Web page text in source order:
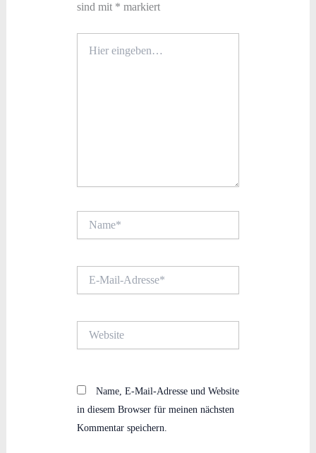
sind mit * markiert
eingeben…
Mail-
Name, E-Mail-Adresse und Website
in diesem Browser für meinen nächsten
Kommentar speichern.